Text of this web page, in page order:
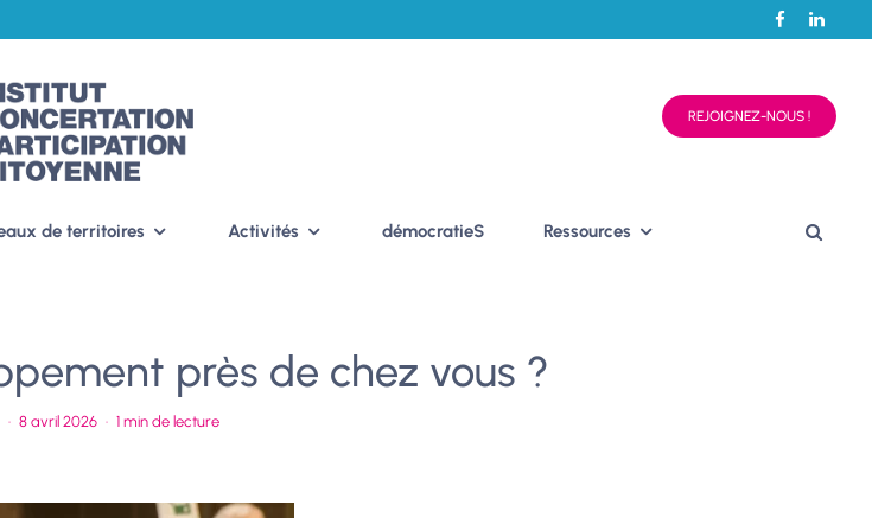
REJOIGNEZ-NOUS !
de territoires Activités démocratieS Ressources
près de chez vous ?
· 8 avril 2026 · 1 min de lecture